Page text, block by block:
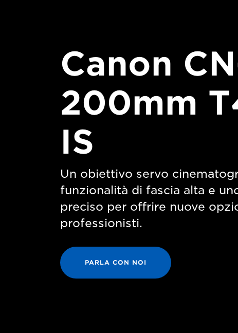
Canon
200mm
IS
Un obiettivo servo
funzionalità di fascia alta e
preciso per offrire nuove
professionisti.
PARLA CON NOI